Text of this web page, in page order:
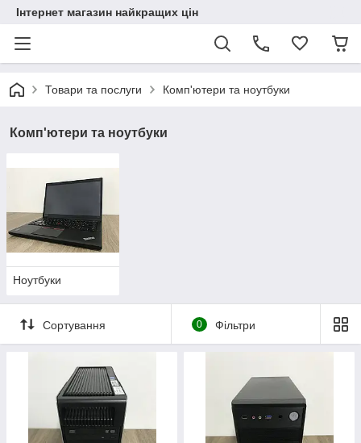
Інтернет магазин найкращих цін
Товари та послуги Комп'ютери та ноутбуки
Комп'ютери та ноутбуки
Ноутбуки
Сортування 0 Фільтри